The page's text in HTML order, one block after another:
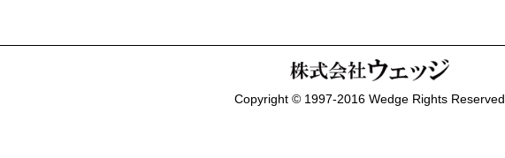
Copyright © 1997-2016 Wedge Rights Reserved